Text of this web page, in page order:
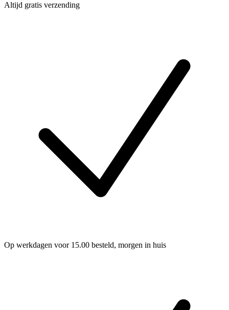
Altijd gratis verzending
Op werkdagen voor 15.00 besteld, morgen in huis